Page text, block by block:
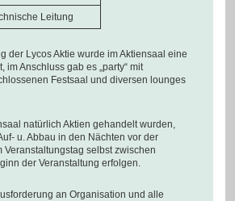
Leitung
der Lycos Aktie wurde im Aktiensaal eine
im Anschluss gab es „party“ mit
Festsaal und diversen lounges
natürlich Aktien gehandelt wurden,
u. Abbau in den Nächten vor der
Veranstaltungstag selbst zwischen
der Veranstaltung erfolgen.
an Organisation und alle